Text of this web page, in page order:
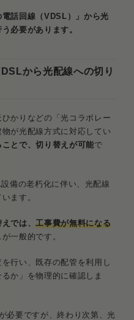
電話回線（VDSL）」から光
必要があります。
から光配線への切り
かりなどの「光コラボレー
が光配線方式に対応してい
とで、切り替えが可能で
備の老朽化に伴い、光配線
ます。
えでは、工事費が無料になる
一般的です。
行い、既存の配管を利用し
か」を物理的に確認しま
が必要ですが、終わり次第、光